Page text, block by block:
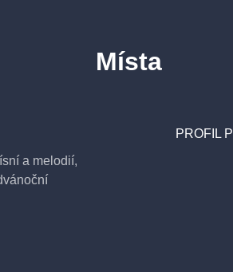
a melodií,
Místa
PROFIL